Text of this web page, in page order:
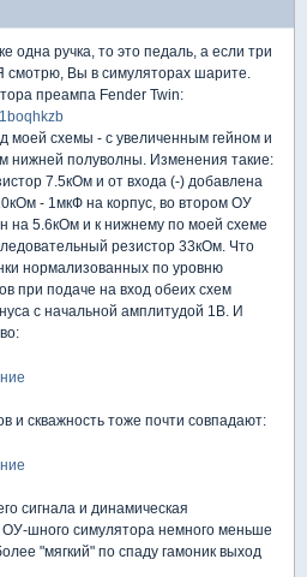
одна ручка, то это педаль, а если три
смотрю, Вы в симуляторах шарите.
преампа Fender Twin:
моей схемы - с увеличенным гейном и
нижней полуволны. Изменения такие:
7.5кОм и от входа (-) добавлена
- 1мкФ на корпус, во втором ОУ
на 5.6кОм и к нижнему по моей схеме
резистор 33кОм. Что
нормализованных по уровню
при подаче на вход обеих схем
с начальной амплитудой 1В. И
и скважность тоже почти совпадают:
сигнала и динамическая
ОУ-шного симулятора немного меньше
"мягкий" по спаду гамоник выход